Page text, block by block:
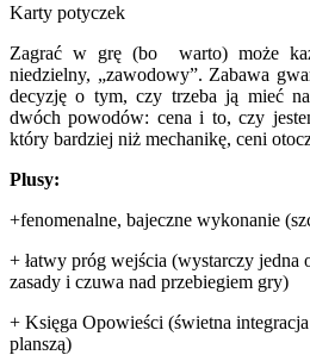
Karty potyczek
Zagrać w grę (bo warto) może
niedzielny, „zawodowy”. Zabawa
decyzję o tym, czy trzeba ją mieć
dwóch powodów: cena i to, czy
który bardziej niż mechanikę, ceni
Plusy:
+fenomenalne, bajeczne wykonanie
+ łatwy próg wejścia (wystarczy jedna
zasady i czuwa nad przebiegiem gry)
+ Księga Opowieści (świetna
planszą)